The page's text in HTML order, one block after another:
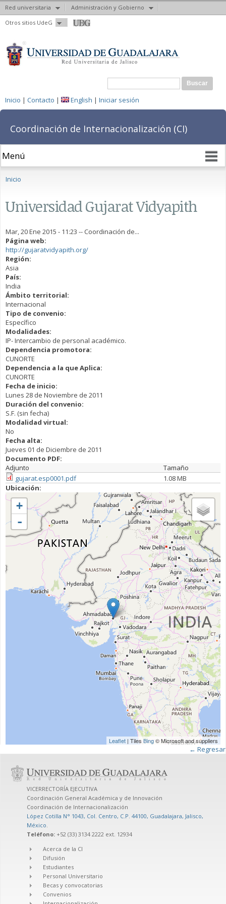
Red universitaria
Administración y Gobierno
Otros sitios UdeG
Pasar al
contenido
Formulario de búsqueda
Buscar
Inicio | Contacto | English | Iniciar sesión
Coordinación de Internacionalización (CI)
Se encuentra usted aquí
Inicio
Universidad Gujarat Vidyapith
Mar, 20 Ene 2015 - 11:23 -- Coordinación de...
Página web:
http://gujaratvidyapith.org/
Región:
Asia
País:
India
Ámbito territorial:
Internacional
Tipo de convenio:
Específico
Modalidades:
IP- Intercambio de personal académico.
Dependencia promotora:
CUNORTE
Dependencia a la que Aplica:
CUNORTE
Fecha de inicio:
Lunes 28 de Noviembre de 2011
Duración del convenio:
S.F. (sin fecha)
Modalidad virtual:
No
Fecha alta:
Jueves 01 de Diciembre de 2011
Documento PDF:
Adjunto
Tamaño
gujarat.esp0001.pdf
1.08 MB
Ubicación:
+
-
Leaflet | Tiles Bing© Microsoft and suppliers
← Regresar
VICERRECTORÍA EJECUTIVA
Coordinación General Académica y de Innovación
Coordinación de Internacionalización
López Cotilla N° 1043, Col. Centro, C.P. 44100, Guadalajara, Jalisco,
México.
Teléfono: +52 (33) 3134 2222 ext. 12934
Acerca de la CI
Difusión
Estudiantes
Personal Universitario
Becas y convocatorias
Convenios